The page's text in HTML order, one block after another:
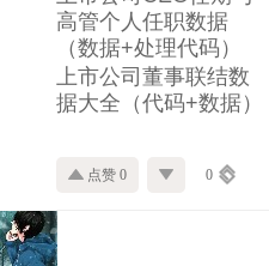
高管个人任职数据
（数据+处理代码）
上市公司董事联结数
据大全（代码+数据）
点赞 0 0